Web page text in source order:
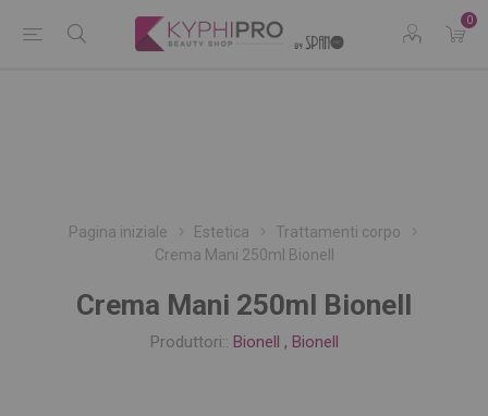
0
Pagina iniziale Estetica
Trattamenti corpo
Crema Mani 250ml Bionell
Crema Mani 250ml Bionell
Produttori:: Bionell , Bionell